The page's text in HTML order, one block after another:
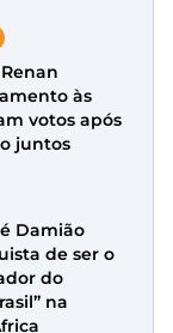
às
votos após
juntos
Damião
de ser o
do
na